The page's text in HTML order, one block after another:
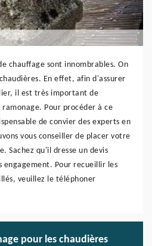
chauffage sont innombrables. On
En effet, afin d'assurer
il est très important de
Pour procéder à ce
de convier des experts en
vous conseiller de placer votre
Sachez qu'il dresse un devis
Pour recueillir les
veuillez le téléphoner
pour les chaudières